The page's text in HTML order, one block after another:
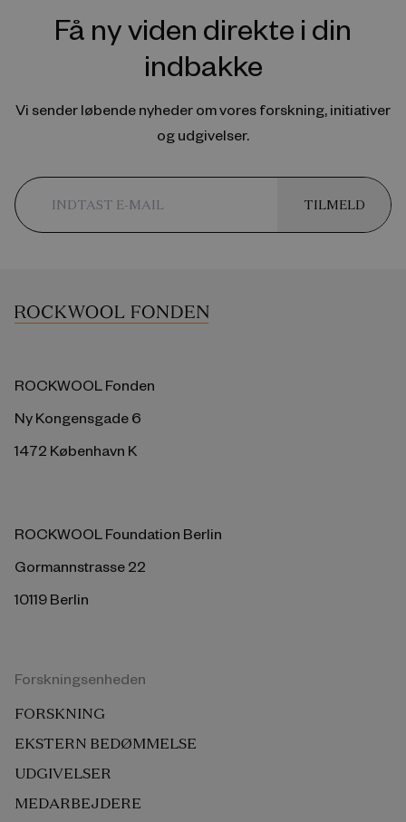
Få ny viden direkte i din
indbakke
Vi sender løbende nyheder om vores forskning, initiativer
og udgivelser.
TILMELD
ROCKWOOL Fonden
Ny Kongensgade 6
1472 København K
ROCKWOOL Foundation Berlin
Gormannstrasse 22
10119 Berlin
Forskningsenheden
FORSKNING
EKSTERN BEDØMMELSE
UDGIVELSER
MEDARBEJDERE